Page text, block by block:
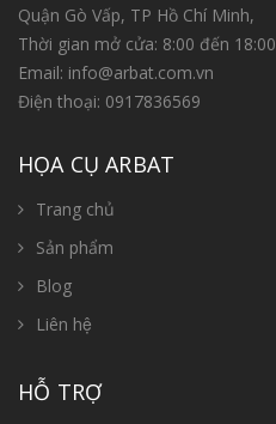
Quận Gò Vấp, TP Hồ Chí Minh,
Thời gian mở cửa: 8:00 đến 18:00
Email: info@arbat.com.vn
Điện thoại: 0917836569
HỌA CỤ ARBAT
Trang chủ
Sản phẩm
Blog
Liên hệ
HỖ TRỢ